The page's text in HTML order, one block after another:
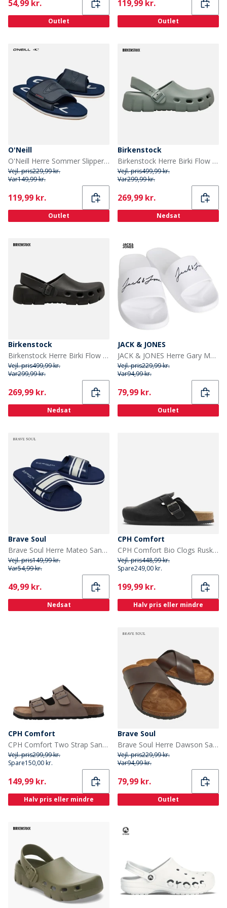
Current
54,99 kr.
Outlet
Current
119,99 kr.
Outlet
O'Neill
O'Neill Herre Sommer Slipper Dress Blues
Vejl. pris229,99 kr.
Var149,99 kr.
Current
119,99 kr.
Outlet
Birkenstock
Birkenstock Herre Birki Flow Eva træsko Pure Sage
Vejl. pris499,99 kr.
Var299,99 kr.
Current
269,99 kr.
Nedsat
Birkenstock
Birkenstock Herre Birki Flow Eva træsko Sort
Vejl. pris499,99 kr.
Var299,99 kr.
Current
269,99 kr.
Nedsat
JACK & JONES
JACK & JONES Herre Gary Moulded Slides Slider Hvid
Vejl. pris229,99 kr.
Var94,99 kr.
Current
79,99 kr.
Outlet
Brave Soul
Brave Soul Herre Mateo Sandaler Navy/Ecru/Hvid
Vejl. pris149,99 kr.
Var54,99 kr.
Current
49,99 kr.
Nedsat
CPH Comfort
CPH Comfort Bio Clogs Ruskind Sandaler Sort
Vejl. pris448,99 kr.
Spare249,00 kr.
Current
199,99 kr.
Halv pris eller mindre
CPH Comfort
CPH Comfort Two Strap Sandaler Mellembrun
Vejl. pris299,99 kr.
Spare150,00 kr.
Current
149,99 kr.
Halv pris eller mindre
Brave Soul
Brave Soul Herre Dawson Sandaler Mørk Brun
Vejl. pris229,99 kr.
Var94,99 kr.
Current
79,99 kr.
Outlet